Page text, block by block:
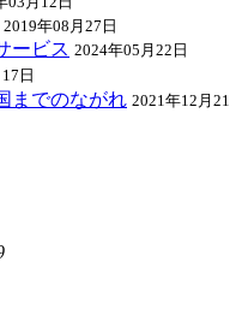
2019年08月27日
ービス 2024年05月22日
日
までのながれ 2021年12月21